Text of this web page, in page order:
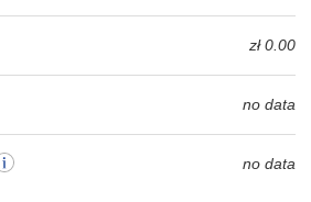
zł 0.00
no data
no data